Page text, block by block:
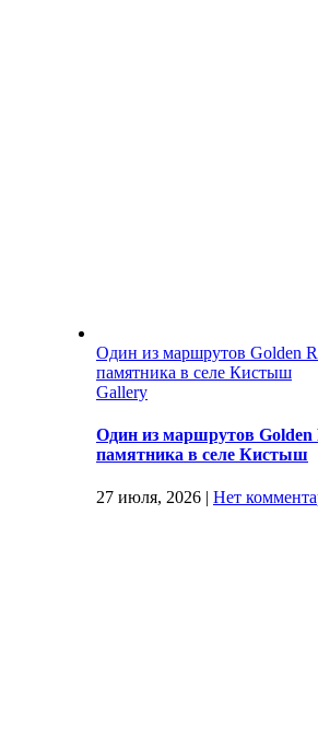
Один из маршрутов Golden
памятника в селе Кистыш
Gallery
Один из маршрутов
памятника в селе Кистыш
27 июля, 2026 Нет